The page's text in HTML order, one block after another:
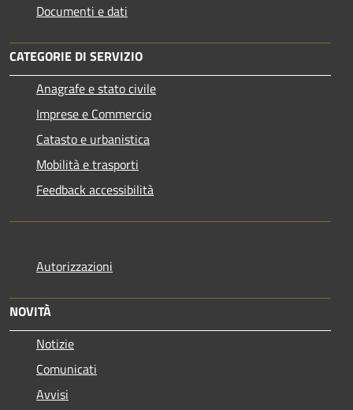
Documenti e dati
CATEGORIE DI SERVIZIO
Anagrafe e stato civile
Imprese e Commercio
Catasto e urbanistica
Mobilità e trasporti
Feedback accessibilità
Autorizzazioni
NOVITÀ
Notizie
Comunicati
Avvisi